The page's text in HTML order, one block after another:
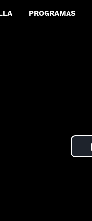
PROGRAMAS